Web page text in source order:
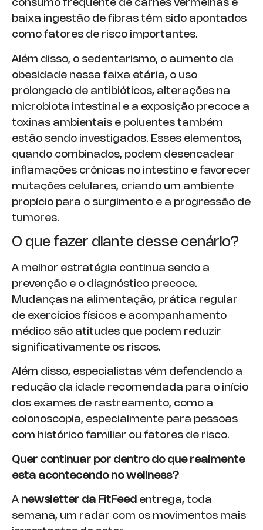
consumo frequente de carnes vermelhas e
baixa ingestão de fibras têm sido apontados
como fatores de risco importantes.
Além disso, o sedentarismo, o aumento da
obesidade nessa faixa etária, o uso
prolongado de antibióticos, alterações na
microbiota intestinal e a exposição precoce a
toxinas ambientais e poluentes também
estão sendo investigados. Esses elementos,
quando combinados, podem desencadear
inflamações crônicas no intestino e favorecer
mutações celulares, criando um ambiente
propício para o surgimento e a progressão de
tumores.
O que fazer diante desse cenário?
A melhor estratégia continua sendo a
prevenção e o diagnóstico precoce.
Mudanças na alimentação, prática regular
de exercícios físicos e acompanhamento
médico são atitudes que podem reduzir
significativamente os riscos.
Além disso, especialistas vêm defendendo a
redução da idade recomendada para o início
dos exames de rastreamento, como a
colonoscopia, especialmente para pessoas
com histórico familiar ou fatores de risco.
Quer continuar por dentro do que realmente
está acontecendo no wellness?
A newsletter da FitFeed entrega, toda
semana, um radar com os movimentos mais